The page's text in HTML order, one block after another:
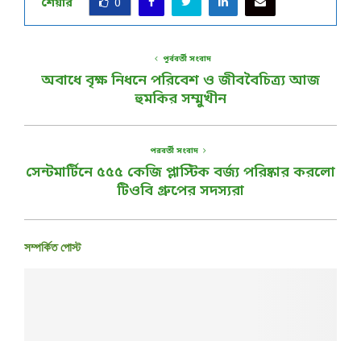
শেয়ার 0
পূর্ববর্তী সংবাদ
অবাধে বৃক্ষ নিধনে পরিবেশ ও জীববৈচিত্র্য আজ
হুমকির সম্মুখীন
পরবর্তী সংবাদ
সেন্টমার্টিনে ৫৫৫ কেজি প্লাস্টিক বর্জ্য পরিষ্কার করলো
টিওবি গ্রুপের সদস্যরা
সম্পর্কিত পোস্ট